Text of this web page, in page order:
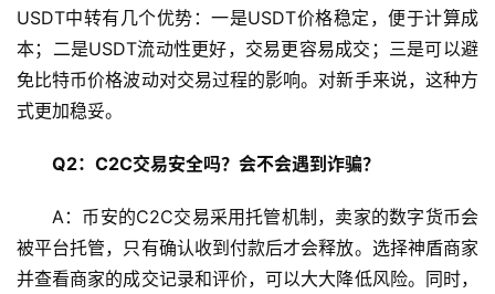
USDT中转有几个优势：一是USDT价格稳定，便于计算成
本；二是USDT流动性更好，交易更容易成交；三是可以避
免比特币价格波动对交易过程的影响。对新手来说，这种方
式更加稳妥。
Q2：C2C交易安全吗？会不会遇到诈骗？
A：币安的C2C交易采用托管机制，卖家的数字货币会
被平台托管，只有确认收到付款后才会释放。选择神盾商家
并查看商家的成交记录和评价，可以大大降低风险。同时，